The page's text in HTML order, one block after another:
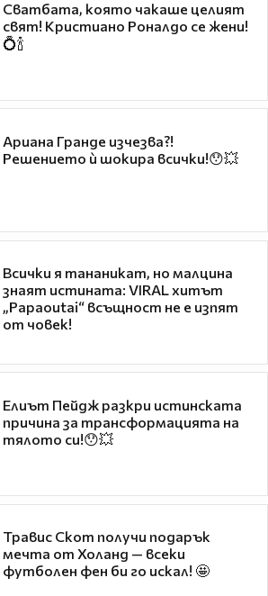
Сватбата, която чакаше целият
свят! Кристиано Роналдо се жени!
💍🍾
Ариана Гранде изчезва?!
Решението ѝ шокира всички!😯💥
Всички я тананикат, но малцина
знаят истината: VIRAL хитът
„Papaoutai“ всъщност не е изпят
от човек!
Елиът Пейдж разкри истинската
причина за трансформацията на
тялото си!😯💥
Травис Скот получи подарък
мечта от Холанд — всеки
футболен фен би го искал! 🤩